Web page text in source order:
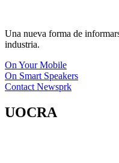
Una nueva forma de
industria.
On Your Mobile
On Smart Speakers
Contact Newsprk
UOCRA